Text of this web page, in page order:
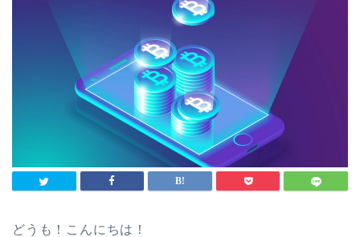
どうも！こんにちは！